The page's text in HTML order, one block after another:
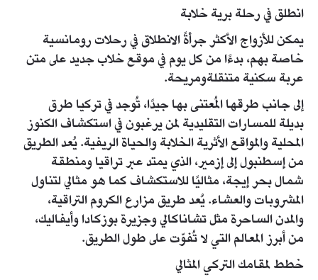
انطلق في رحلة برية خلابة
يمكن للأزواج الأكثر جرأةً الانطلاق في رحلات رومانسية
خاصة بهم، بدءًا من كل يوم في موقع خلاب جديد على متن
عربة سكنية متنقلةومريحة.
إلى جانب طرقها المُعتنى بها جيدًا، تُوجد في تركيا طرق
بديلة للمسارات التقليدية لمن يرغبون في استكشاف الكنوز
المحلية والمواقع الأثرية الخلابة والحياة الريفية. يُعد الطريق
من إسطنبول إلى إزمير، الذي يمتد عبر تراقيا ومنطقة
شمال بحر إيجة، مثاليًا للاستكشاف كما هو مثالي لتناول
المشروبات والعشاء. يُعد طريق مزارع الكروم التراقية،
والمدن الساحرة مثل تشاناكالي وجزيرة بوزكادا وأيفاليك،
من أبرز المعالم التي لا تُفوّت على طول الطريق.
خطط لمقامك التركي المثالي